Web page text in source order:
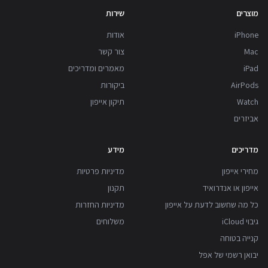
מוצרים
iPhone
Mac
iPad
AirPods
Watch
אביזרים
שירות
אודות
צור קשר
מאמרים ומדריכים
ביקורות
תיקון אייפון
מדריכים
מחירי אייפון
אייפון או אנדרואיד
כל מה שחשוב לדעת על אייפון
גיבוי iCloud
קנייה בטוחה
יבואן רשמי של אפל
מידע
מדיניות פרטיות
תקנון
מדיניות החזרות
משלוחים